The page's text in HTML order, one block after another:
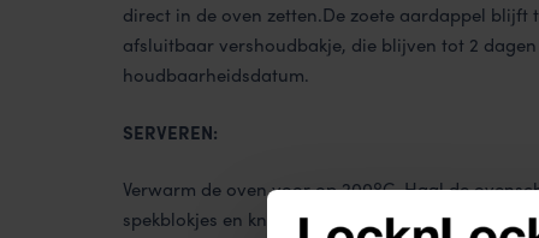
direct in de oven zetten.De zoete aardappel blijft
afsluitbaar vershoudbakje, die blijven tot 2
houdbaarheidsdatum.
SERVEREN:
Verwarm de oven voor op 200ºC. Haal de
spekblokjes en knoflook over de aardappel en